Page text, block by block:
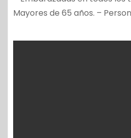
Mayores de 65 años. –